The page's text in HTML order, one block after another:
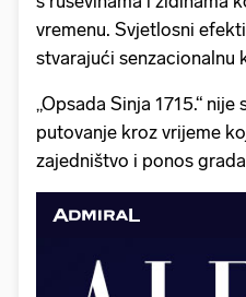
vremenu. Svjetlosni
stvarajući senzacionalnu
„Opsada Sinja 1715.“
putovanje kroz vrijeme
zajedništvo i ponos